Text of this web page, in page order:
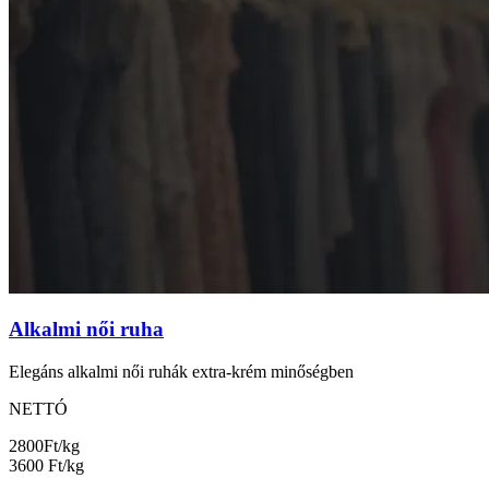
Alkalmi női ruha
Elegáns alkalmi női ruhák extra-krém minőségben
NETTÓ
2800Ft/kg
3600 Ft/kg